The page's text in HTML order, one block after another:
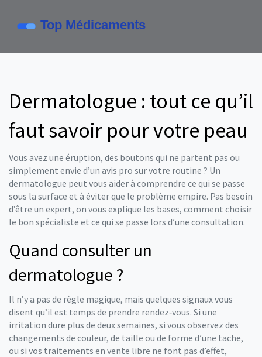
Dermatologue : tout ce qu’il
faut savoir pour votre peau
Vous avez une éruption, des boutons qui ne partent pas ou
simplement envie d’un avis pro sur votre routine ? Un
dermatologue peut vous aider à comprendre ce qui se passe
sous la surface et à éviter que le problème empire. Pas besoin
d’être un expert, on vous explique les bases, comment choisir
le bon spécialiste et ce qui se passe lors d’une consultation.
Quand consulter un
dermatologue ?
Il n’y a pas de règle magique, mais quelques signaux vous
disent qu’il est temps de prendre rendez‑vous. Si une
irritation dure plus de deux semaines, si vous observez des
changements de couleur, de taille ou de forme d’une tache,
ou si vos traitements en vente libre ne font pas d’effet,